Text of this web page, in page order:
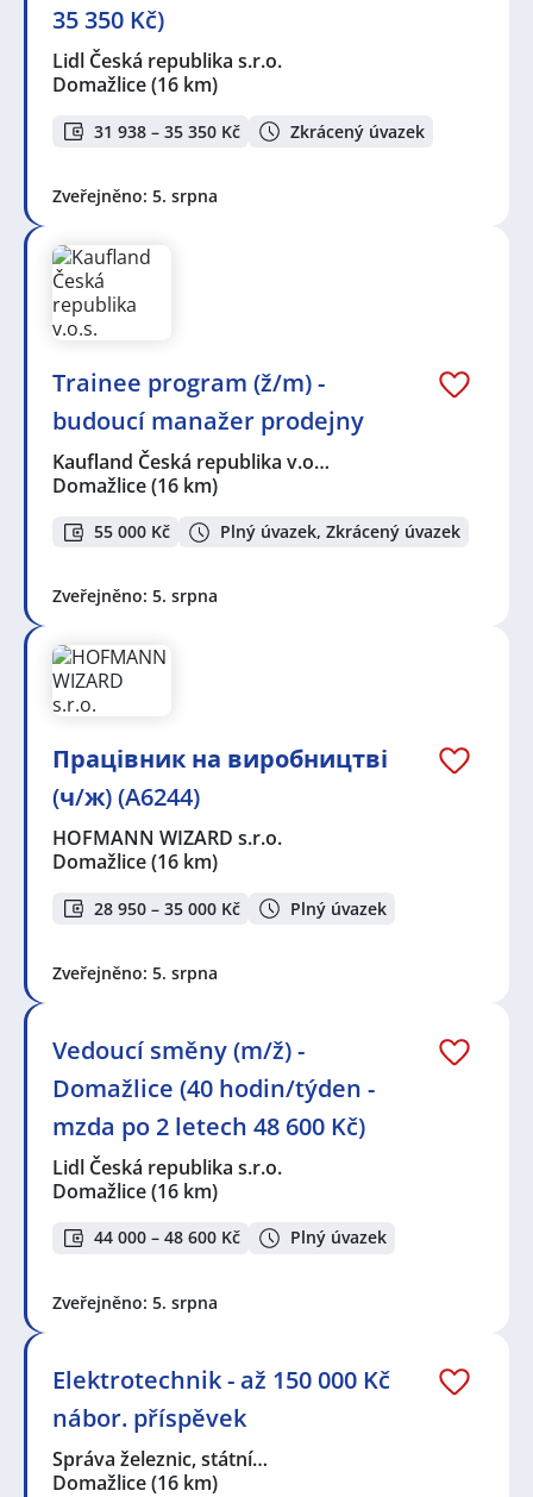
35 350 Kč)
Lidl Česká republika s.r.o.
Domažlice(16 km)
31 938 – 35 350 Kč Zkrácený úvazek
Zveřejněno: 5. srpna
Trainee program (ž/m) -
budoucí manažer prodejny
Kaufland Česká republika v.o…
Domažlice(16 km)
55 000 Kč Plný úvazek, Zkrácený úvazek
Zveřejněno: 5. srpna
Працівник на виробництві
(ч/ж) (A6244)
HOFMANN WIZARD s.r.o.
Domažlice(16 km)
28 950 – 35 000 Kč Plný úvazek
Zveřejněno: 5. srpna
Vedoucí směny (m/ž) -
Domažlice (40 hodin/týden -
mzda po 2 letech 48 600 Kč)
Lidl Česká republika s.r.o.
Domažlice(16 km)
44 000 – 48 600 Kč Plný úvazek
Zveřejněno: 5. srpna
Elektrotechnik - až 150 000 Kč
nábor. příspěvek
Správa železnic, státní…
Domažlice(16 km)